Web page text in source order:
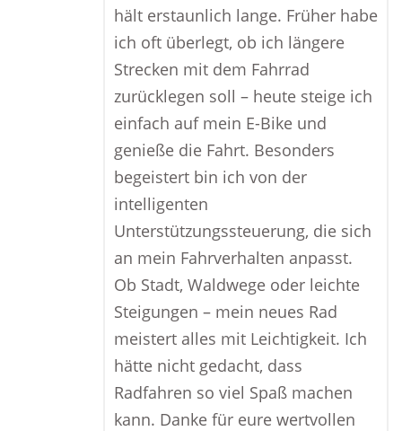
hält erstaunlich lange. Früher habe
ich oft überlegt, ob ich längere
Strecken mit dem Fahrrad
zurücklegen soll – heute steige ich
einfach auf mein E-Bike und
genieße die Fahrt. Besonders
begeistert bin ich von der
intelligenten
Unterstützungssteuerung, die sich
an mein Fahrverhalten anpasst.
Ob Stadt, Waldwege oder leichte
Steigungen – mein neues Rad
meistert alles mit Leichtigkeit. Ich
hätte nicht gedacht, dass
Radfahren so viel Spaß machen
kann. Danke für eure wertvollen